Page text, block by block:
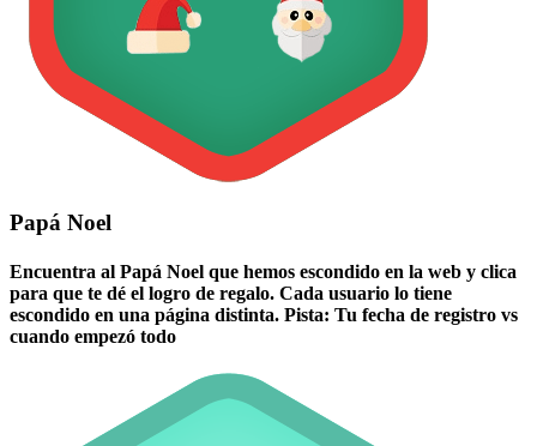
Papá Noel
Encuentra al Papá Noel que hemos escondido en la web y clica
para que te dé el logro de regalo. Cada usuario lo tiene
escondido en una página distinta. Pista: Tu fecha de registro vs
cuando empezó todo